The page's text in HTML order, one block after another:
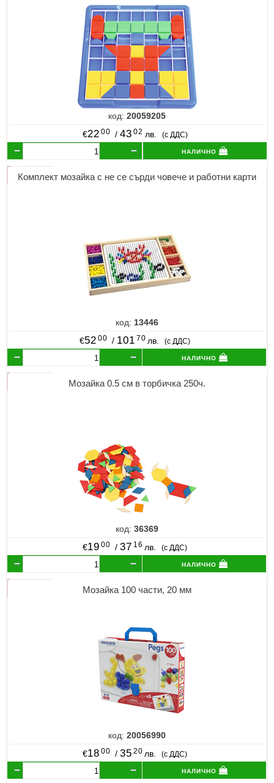
код: 20059205
€22 00 /43 02 лв. (с ДДС)
налично
Комплект мозайка с не се сърди човече и работни карти
код: 13446
€52 00 / 101 70 лв. (с ДДС)
налично
Мозайка 0.5 см в торбичка 250ч.
код: 36369
€19 00 / 37 16 лв. (с ДДС)
налично
Мозайка 100 части, 20 мм
код: 20056990
€18 00 / 35 20 лв. (с ДДС)
налично